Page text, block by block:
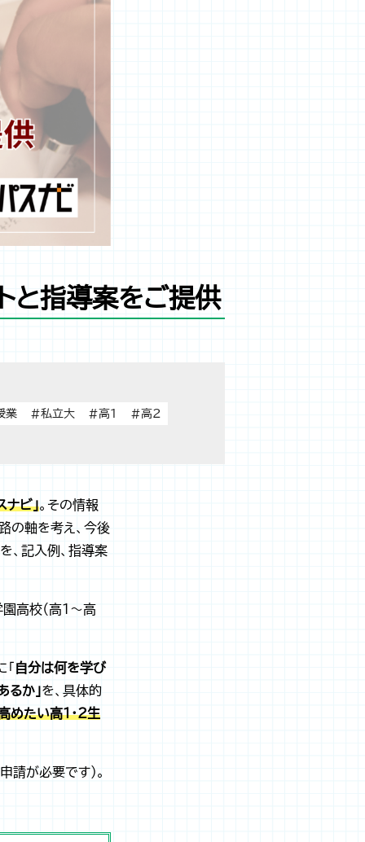
と指導案をご提供
業 #私立大 #高1 #高2
ナビ」。その情報
の軸を考え、今後
、記入例、指導案
高校（高１～高
自分は何を学び
るか」を、具体的
めたい高1・2生
請が必要です）。